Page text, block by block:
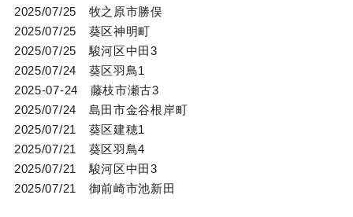
2025/07/25 牧之原市勝俣
2025/07/25 葵区神明町
2025/07/25 駿河区中田3
2025/07/24 葵区羽鳥1
2025-07-24 藤枝市瀬古3
2025/07/24 島田市金谷根岸町
2025/07/21 葵区建穂1
2025/07/21 葵区羽鳥4
2025/07/21 駿河区中田3
2025/07/21 御前崎市池新田